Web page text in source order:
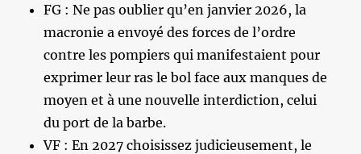
FG : Ne pas oublier qu’en janvier 2026, la
macronie a envoyé des forces de l’ordre
contre les pompiers qui manifestaient pour
exprimer leur ras le bol face aux manques de
moyen et à une nouvelle interdiction, celui
du port de la barbe.
VF : En 2027 choisissez judicieusement, le